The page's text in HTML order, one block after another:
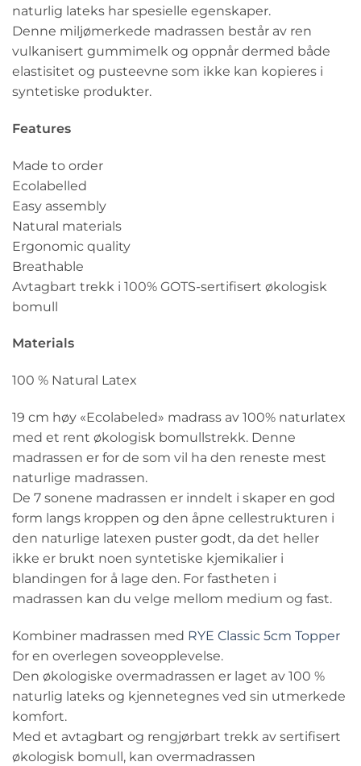
naturlig lateks har spesielle egenskaper.
Denne miljømerkede madrassen består av ren
vulkanisert gummimelk og oppnår dermed både
elastisitet og pusteevne som ikke kan kopieres i
syntetiske produkter.
Features
Made to order
Ecolabelled
Easy assembly
Natural materials
Ergonomic quality
Breathable
Avtagbart trekk i 100% GOTS-sertifisert økologisk
bomull
Materials
100 % Natural Latex
19 cm høy «Ecolabeled» madrass av 100% naturlatex
med et rent økologisk bomullstrekk. Denne
madrassen er for de som vil ha den reneste mest
naturlige madrassen.
De 7 sonene madrassen er inndelt i skaper en god
form langs kroppen og den åpne cellestrukturen i
den naturlige latexen puster godt, da det heller
ikke er brukt noen syntetiske kjemikalier i
blandingen for å lage den. For fastheten i
madrassen kan du velge mellom medium og fast.
Kombiner madrassen med RYE Classic 5cm Topper
for en overlegen soveopplevelse.
Den økologiske overmadrassen er laget av 100 %
naturlig lateks og kjennetegnes ved sin utmerkede
komfort.
Med et avtagbart og rengjørbart trekk av sertifisert
økologisk bomull, kan overmadrassen